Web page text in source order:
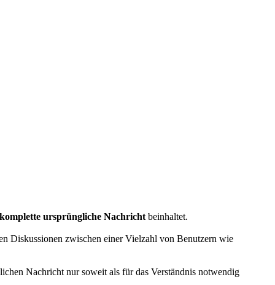
komplette ursprüngliche Nachricht beinhaltet.
Diskussionen zwischen einer Vielzahl von Benutzern wie
Nachricht nur soweit als für das Verständnis notwendig